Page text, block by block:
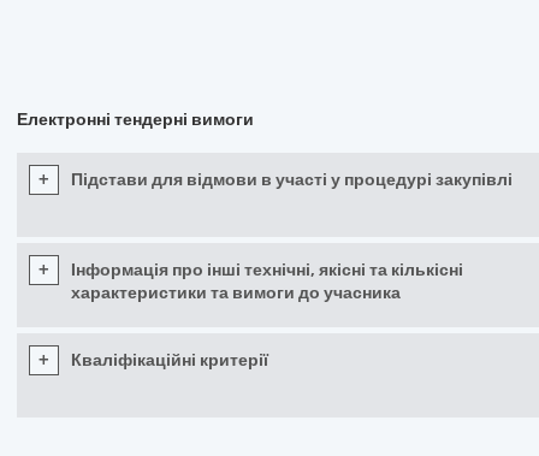
Електронні тендерні вимоги
+ Підстави для відмови в участі у процедурі закупівлі
+
Інформація про інші технічні, якісні та кількісні
характеристики та вимоги до учасника
+ Кваліфікаційні критерії